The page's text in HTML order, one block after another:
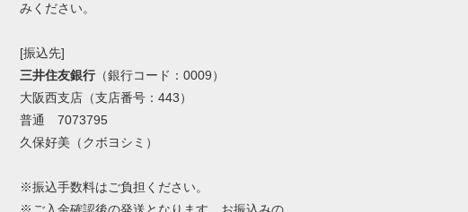
みください。
[振込先]
三井住友銀行（銀行コード：0009）
大阪西支店（支店番号：443）
普通 7073795
久保好美（クボヨシミ）
※振込手数料はご負担ください。